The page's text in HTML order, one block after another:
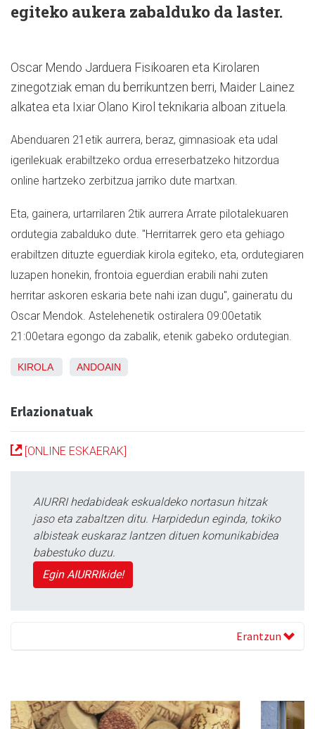
egiteko aukera zabalduko da laster.
Oscar Mendo Jarduera Fisikoaren eta Kirolaren
zinegotziak eman du berrikuntzen berri, Maider Lainez
alkatea eta Ixiar Olano Kirol teknikaria alboan zituela.
Abenduaren 21etik aurrera, beraz, gimnasioak eta udal
igerilekuak erabiltzeko ordua erreserbatzeko hitzordua
online hartzeko zerbitzua jarriko dute martxan.
Eta, gainera, urtarrilaren 2tik aurrera Arrate pilotalekuaren
ordutegia zabalduko dute. "Herritarrek gero eta gehiago
erabiltzen dituzte eguerdiak kirola egiteko, eta, ordutegiaren
luzapen honekin, frontoia eguerdian erabili nahi zuten
herritar askoren eskaria bete nahi izan dugu", gaineratu du
Oscar Mendok. Astelehenetik ostiralera 09:00etatik
21:00etara egongo da zabalik, etenik gabeko ordutegian.
KIROLA ANDOAIN
Erlazionatuak
[ONLINE ESKAERAK]
AIURRI hedabideak eskualdeko nortasun hitzak
jaso eta zabaltzen ditu. Harpidedun eginda, tokiko
albisteak euskaraz lantzen dituen komunikabidea
babestuko duzu.
Egin AIURRIkide!
Erantzun